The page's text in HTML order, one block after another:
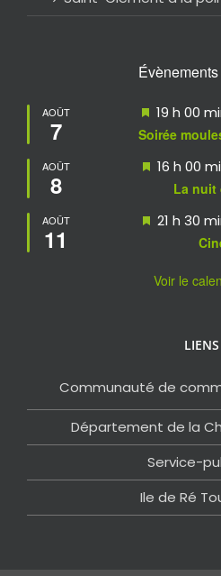
AOÛT
7
Mis
en
avant
19 h 00
Soirée
AOÛT
8
Mis
avant
16 h 00
La nuit
AOÛT
11
Mis
21 h 30
Voir le
LIENS
Communauté de
Département de la
Service-
Ile de Ré